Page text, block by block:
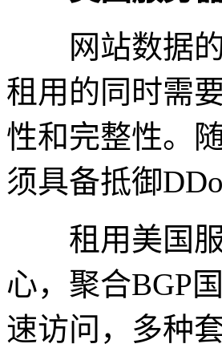
网站数据的
租用的同时需
性和完整性。
须具备抵御
租用美国服
心，聚合BGP
速访问，多种